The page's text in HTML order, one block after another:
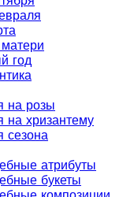
год
на розы
на хризантему
сезона
атрибуты
букеты